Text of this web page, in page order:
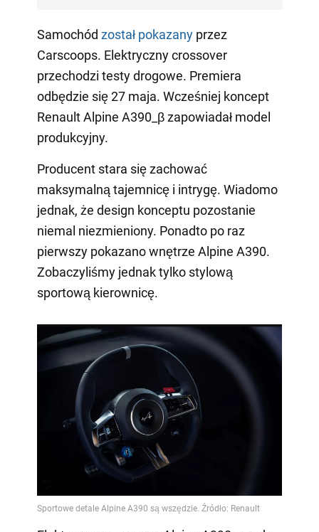
Samochód został pokazanyprzez
Carscoops. Elektryczny crossover
przechodzi testy drogowe. Premiera
odbędzie się 27 maja. Wcześniej koncept
Renault Alpine A390_β zapowiadał model
produkcyjny.
Producent stara się zachować
maksymalną tajemnicę i intrygę. Wiadomo
jednak, że design konceptu pozostanie
niemal niezmieniony. Ponadto po raz
pierwszy pokazano wnętrze Alpine A390.
Zobaczyliśmy jednak tylko stylową
sportową kierownicę.